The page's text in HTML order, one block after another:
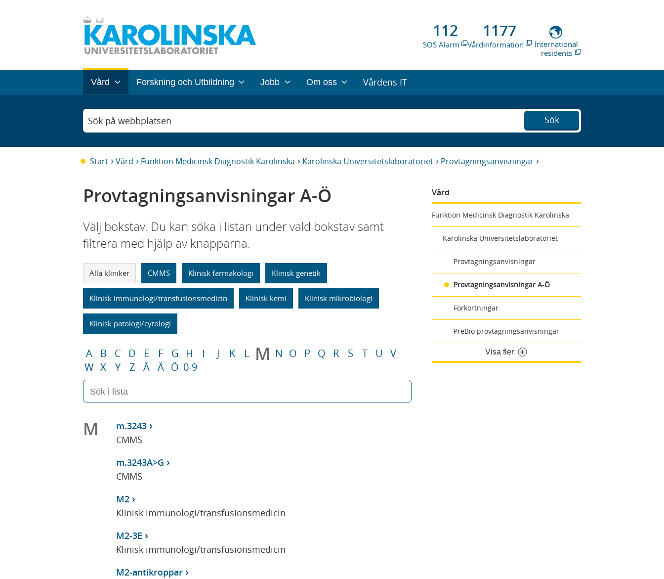
112
SOS Alarm
1177
Vårdinformation
International
residents
Vård Forskning och Utbildning Jobb Om oss Vårdens IT
Sök på webbplatsen Sök
Start Vård Funktion Medicinsk Diagnostik Karolinska Karolinska Universitetslaboratoriet Provtagningsanvisningar
Vård
Funktion Medicinsk Diagnostik Karolinska
Karolinska Universitetslaboratoriet
Provtagningsanvisningar
Provtagningsanvisningar A-Ö
Förkortningar
PreBio provtagningsanvisningar
Visa fler
Provtagningsanvisningar A-Ö
Välj bokstav. Du kan söka i listan under vald bokstav samt
filtrera med hjälp av knapparna.
Alla kliniker CMMS Klinisk farmakologi Klinisk genetik
Klinisk immunologi/transfusionsmedicin Klinisk kemi Klinisk mikrobiologi
Klinisk patologi/cytologi
A B C D E F G H I J K L M N O P Q R S T U
V
W X Y Z Å Ä Ö 0-9
M
m.3243
CMMS
m.3243A>G
CMMS
M2
Klinisk immunologi/transfusionsmedicin
M2-3E
Klinisk immunologi/transfusionsmedicin
M2-antikroppar